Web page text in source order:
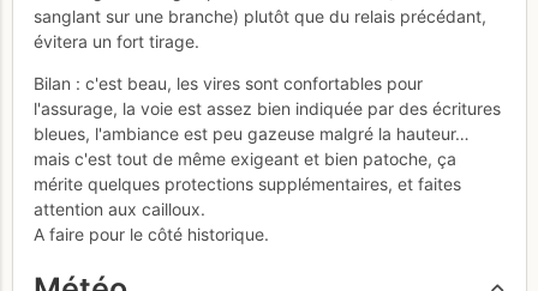
sanglant sur une branche) plutôt que du relais précédant,
évitera un fort tirage.
Bilan : c'est beau, les vires sont confortables pour
l'assurage, la voie est assez bien indiquée par des écritures
bleues, l'ambiance est peu gazeuse malgré la hauteur…
mais c'est tout de même exigeant et bien patoche, ça
mérite quelques protections supplémentaires, et faites
attention aux cailloux.
A faire pour le côté historique.